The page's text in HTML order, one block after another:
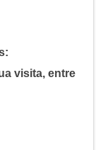
visita, entre